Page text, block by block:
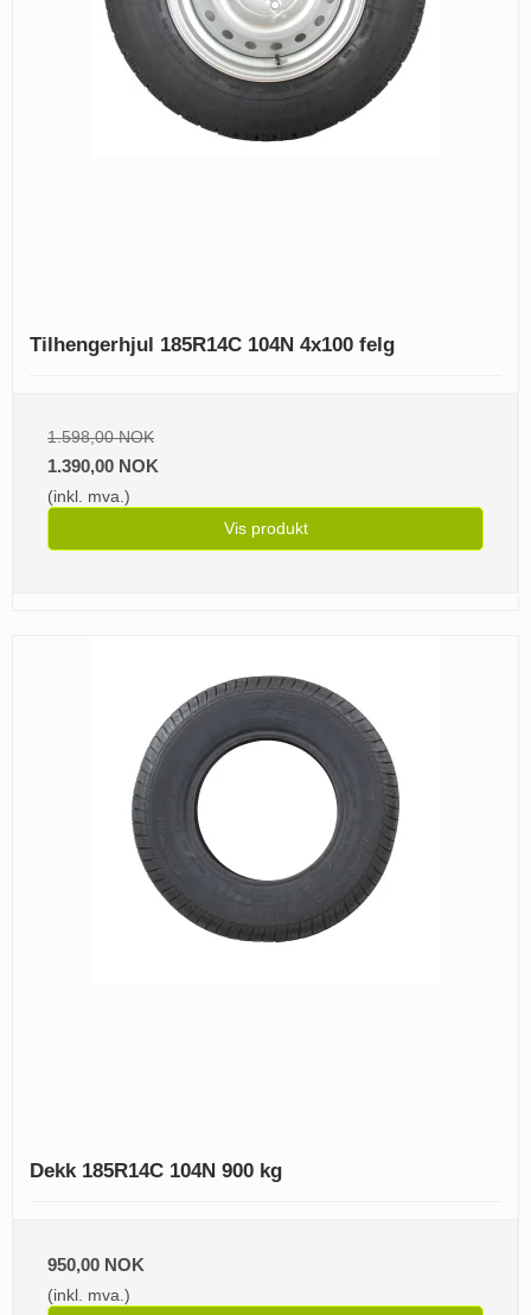
Tilhengerhjul 185R14C 104N 4x100 felg
1.598,00 NOK
1.390,00 NOK
(inkl. mva.)
Vis produkt
Dekk 185R14C 104N 900 kg
950,00 NOK
(inkl. mva.)